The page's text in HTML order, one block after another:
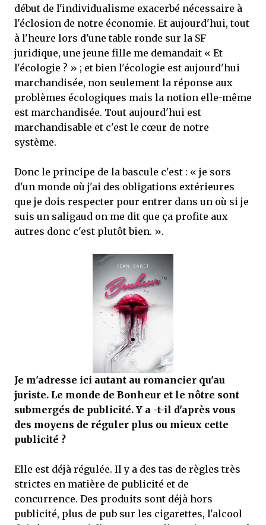
début de l'individualisme exacerbé nécessaire à
l'éclosion de notre économie. Et aujourd'hui, tout
à l'heure lors d'une table ronde sur la SF
juridique, une jeune fille me demandait « Et
l'écologie ? » ; et bien l'écologie est aujourd'hui
marchandisée, non seulement la réponse aux
problèmes écologiques mais la notion elle-même
est marchandisée. Tout aujourd'hui est
marchandisable et c'est le cœur de notre
système.
Donc le principe de la bascule c'est : « je sors
d'un monde où j'ai des obligations extérieures
que je dois respecter pour entrer dans un où si je
suis un saligaud on me dit que ça profite aux
autres donc c'est plutôt bien. ».
Je m'adresse ici autant au romancier qu'au
juriste. Le monde de Bonheur et le nôtre sont
submergés de publicité. Y a -t-il d'après vous
des moyens de réguler plus ou mieux cette
publicité ?
Elle est déjà régulée. Il y a des tas de règles très
strictes en matière de publicité et de
concurrence. Des produits sont déjà hors
publicité, plus de pub sur les cigarettes, l'alcool